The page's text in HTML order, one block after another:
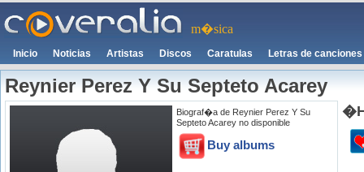
m�sica
Inicio Noticias Artistas Discos Caratulas Letras de canciones
Reynier Perez Y Su Septeto Acarey
Biograf�a de Reynier Perez Y Su
Septeto Acarey no disponible
Buy albums